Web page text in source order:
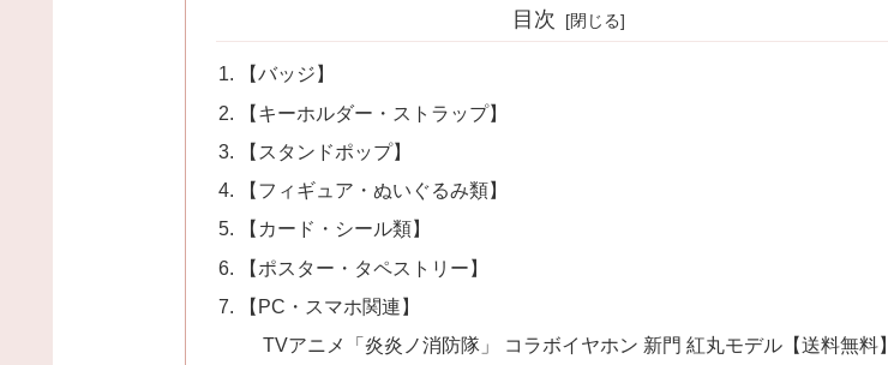
目次
【バッジ】
【キーホルダー・ストラップ】
【スタンドポップ】
【フィギュア・ぬいぐるみ類】
【カード・シール類】
【ポスター・タペストリー】
【PC・スマホ関連】
TVアニメ「炎炎ノ消防隊」 コラボイヤホン 新門 紅丸モデル【送料無料】